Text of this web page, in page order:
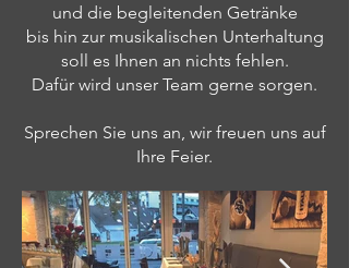
und die begleitenden Getränke
bis hin zur musikalischen Unterhaltung
soll es Ihnen an nichts fehlen.
Dafür wird unser Team gerne sorgen.
Sprechen Sie uns an, wir freuen uns auf
Ihre Feier.